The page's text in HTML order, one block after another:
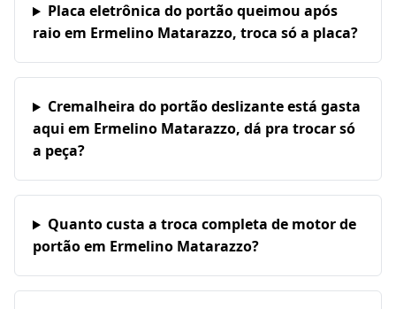
Placa eletrônica do portão queimou após
raio em Ermelino Matarazzo, troca só a placa?
Cremalheira do portão deslizante está gasta
aqui em Ermelino Matarazzo, dá pra trocar só
a peça?
Quanto custa a troca completa de motor de
portão em Ermelino Matarazzo?